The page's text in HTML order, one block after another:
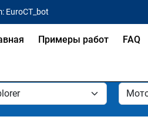
EuroCT_bot
Примеры работ FAQ